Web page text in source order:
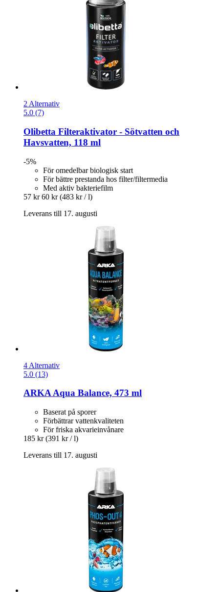
2 Alternativ
5.0 (7)
Olibetta Filteraktivator -​ Sötvatten och
Havsvatten, 118 ml
-5%
För omedelbar biologisk start
För bättre prestanda hos filter/filtermedia
Med aktiv bakteriefilm
57 kr 60 kr (483 kr / l)
Leverans till 17. augusti
4 Alternativ
5.0 (13)
ARKAAqua Balance, 473 ml
Baserat på sporer
Förbättrar vattenkvaliteten
För friska akvarieinvånare
185 kr (391 kr / l)
Leverans till 17. augusti